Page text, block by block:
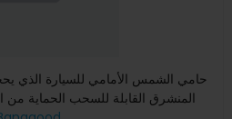
حامي الشمس الأمامي للسيارة الذي
المنشرق القابلة للسحب الحماية من